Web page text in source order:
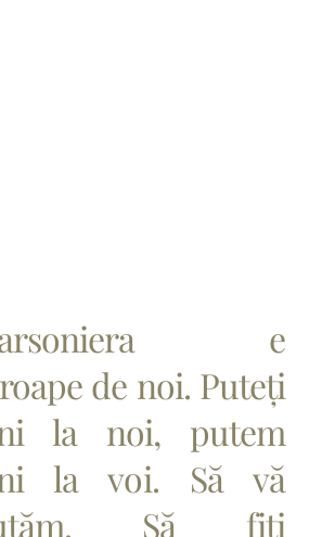
e
de noi. Puteți
la noi, putem
la voi. Să vă
Să fiți